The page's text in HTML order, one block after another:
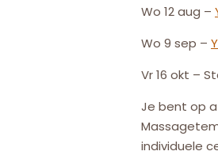
Wo 12 aug –
Wo 9 sep –
Vr 16 okt –
Je bent op
individuele